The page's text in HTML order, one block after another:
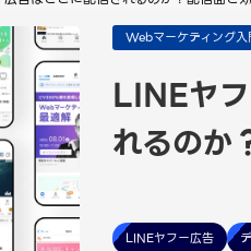
Webマーケティング入
LINEヤ
れるのか
LINEヤフー広告